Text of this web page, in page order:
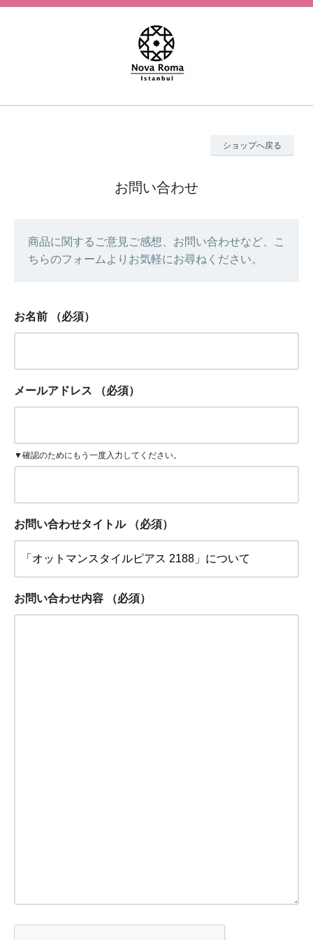
ショップへ戻る
お問い合わせ
商品に関するご意見ご感想、お問い合わせなど、こ
ちらのフォームよりお気軽にお尋ねください。
お名前 （必須）
メールアドレス （必須）
▼確認のためにもう一度入力してください。
お問い合わせタイトル （必須）
お問い合わせ内容 （必須）